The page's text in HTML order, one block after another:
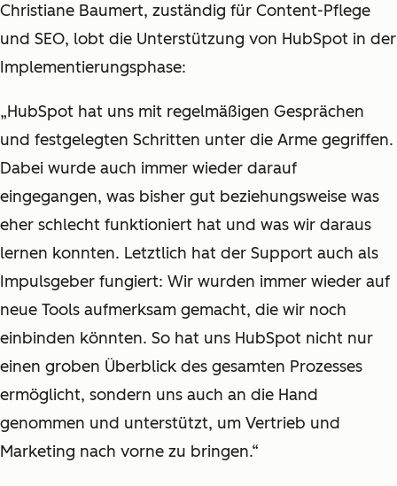
Christiane Baumert, zuständig für Content-Pflege
und SEO, lobt die Unterstützung von HubSpot in der
Implementierungsphase:
„HubSpot hat uns mit regelmäßigen Gesprächen
und festgelegten Schritten unter die Arme gegriffen.
Dabei wurde auch immer wieder darauf
eingegangen, was bisher gut beziehungsweise was
eher schlecht funktioniert hat und was wir daraus
lernen konnten. Letztlich hat der Support auch als
Impulsgeber fungiert: Wir wurden immer wieder auf
neue Tools aufmerksam gemacht, die wir noch
einbinden könnten. So hat uns HubSpot nicht nur
einen groben Überblick des gesamten Prozesses
ermöglicht, sondern uns auch an die Hand
genommen und unterstützt, um Vertrieb und
Marketing nach vorne zu bringen.“